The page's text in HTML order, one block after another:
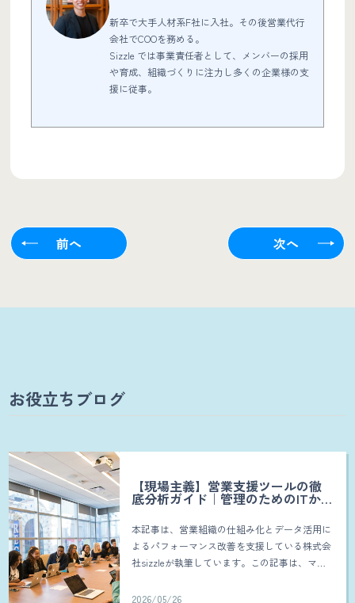
新卒で大手人材系F社に入社。その後営業代行
会社でCOOを務める。
Sizzle では事業責任者として、メンバーの採用
や育成、組織づくりに注力し多くの企業様の支
援に従事。
前へ 次へ
お役立ちブログ
【現場主義】営業支援ツールの徹
底分析ガイド｜管理のためのITから
「成約を生む」武器への変革
本記事は、営業組織の仕組み化とデータ活用に
よるパフォーマンス改善を支援している株式会
社sizzleが執筆しています。この記事は、マネ
ような悩みを抱えている営業マネージャー、チ
2026/05/26